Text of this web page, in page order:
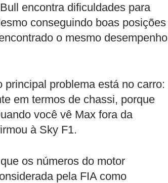
encontra dificuldades para
conseguindo boas posições
o mesmo desempenho
problema está no carro:
em termos de chassi, porque
você vê Max fora da
à Sky F1.
os números do motor
pela FIA como